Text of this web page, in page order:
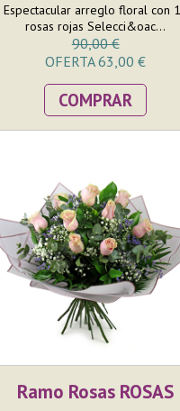
Espectacular arreglo floral con
rosas rojas Selecci&oac...
90,00 €
OFERTA 63,00 €
COMPRAR
Ramo Rosas ROSAS